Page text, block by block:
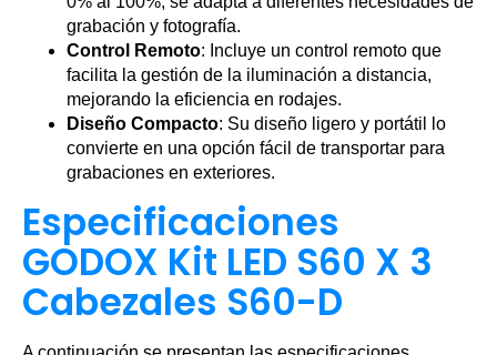
grabación y fotografía.
Control Remoto: Incluye un control remoto que
facilita la gestión de la iluminación a distancia,
mejorando la eficiencia en rodajes.
Diseño Compacto: Su diseño ligero y portátil lo
convierte en una opción fácil de transportar para
grabaciones en exteriores.
Especificaciones
GODOX Kit LED S60 X 3
Cabezales S60-D